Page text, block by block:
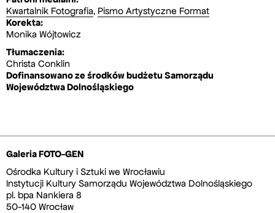
Kwartalnik Fotografia, Pismo Artystyczne Format
Korekta:
Monika Wójtowicz
Tłumaczenia:
Christa Conklin
Dofinansowano ze środków budżetu Samorządu
Województwa Dolnośląskiego
Galeria FOTO-GEN
Ośrodka Kultury i Sztuki we Wrocławiu
Instytucji Kultury Samorządu Województwa Dolnośląskiego
pl. bpa Nankiera 8
50-140 Wrocław